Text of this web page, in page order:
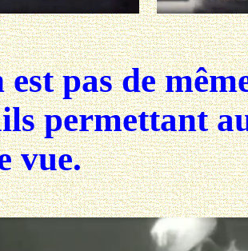
pas de
permettant
vue.